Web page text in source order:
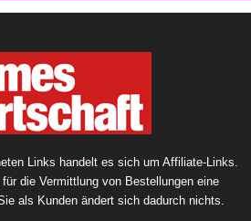
Links handelt es sich um Affiliate-Links.
die Vermittlung von Bestellungen eine
als Kunden ändert sich dadurch nichts.